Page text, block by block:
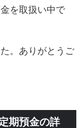
を取扱い中で
。ありがとうご
期預金の詳